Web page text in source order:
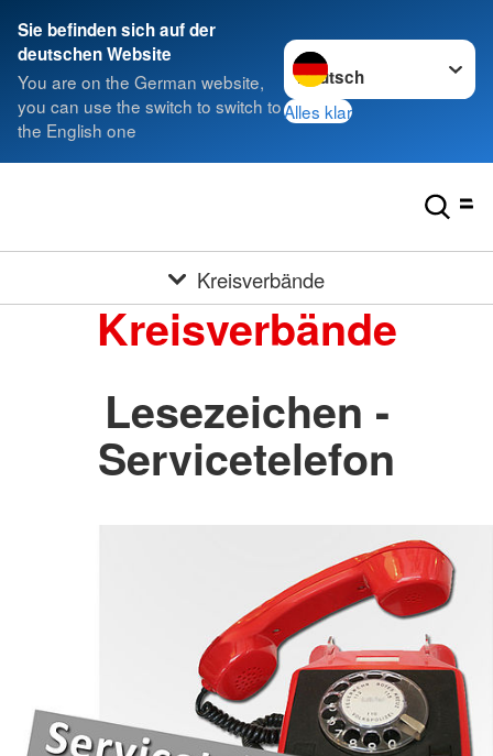
Sie befinden sich auf der
deutschen Website
You are on the German website,
you can use the switch to switch to
the English one
Sprache wechseln zu
Alles klar
Kreisverbände
Kreisverbände
Lesezeichen -
Servicetelefon